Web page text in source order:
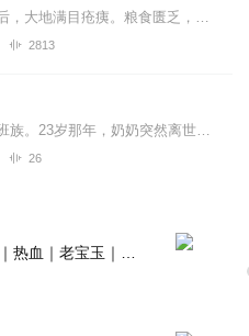
【内容简介】灾变过后，大地满目疮痍。粮食匮乏，资源紧俏，局势混乱……一位从待规划区杀出来的青年，背对着漫天黄沙，孤身来到九区谋生，却不曾想偶然结识三五好友，一念...
2813
我本是一个普通的上班族。23岁那年，奶奶突然离世，在她的遗物里，我发现了一枚蛇戒。后来，我才知道奶奶曾经是一名巫师。而那枚蛇戒，竟是开启我们家古墓的钥匙！神秘的...
26